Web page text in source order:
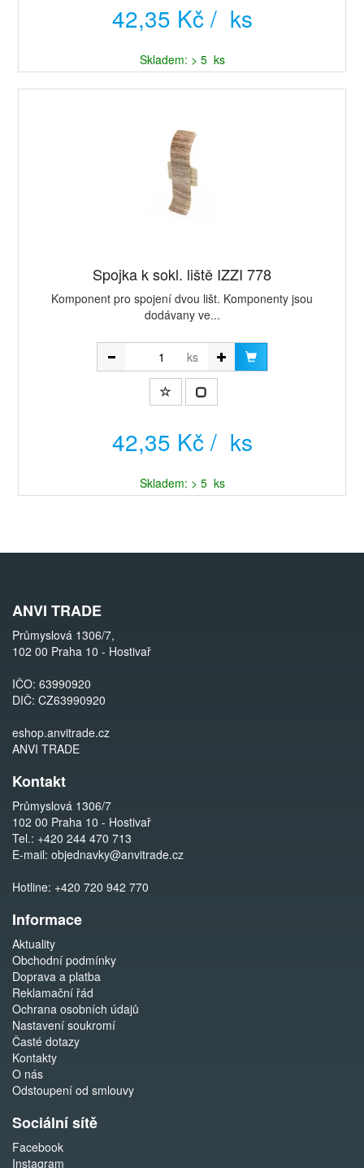
42,35 Kč / ks
Skladem: > 5 ks
Spojka k sokl. liště IZZI 778
Komponent pro spojení dvou lišt. Komponenty jsou
dodávany ve...
ks
42,35 Kč / ks
Skladem: > 5 ks
ANVI TRADE
Průmyslová 1306/7,
102 00 Praha 10 - Hostivař
IČO: 63990920
DIČ: CZ63990920
eshop.anvitrade.cz
ANVI TRADE
Kontakt
Průmyslová 1306/7
102 00 Praha 10 - Hostivař
Tel.: +420 244 470 713
E-mail: objednavky@anvitrade.cz
Hotline: +420 720 942 770
Informace
Aktuality
Obchodní podmínky
Doprava a platba
Reklamační řád
Ochrana osobních údajů
Nastavení soukromí
Časté dotazy
Kontakty
O nás
Odstoupení od smlouvy
Sociální sítě
Facebook
Instagram